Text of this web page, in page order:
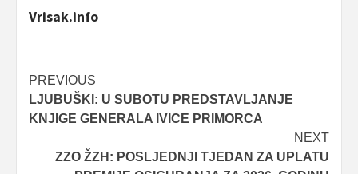
Vrisak.info
Post
navigation
PREVIOUS
LJUBUŠKI: U SUBOTU PREDSTAVLJANJE
KNJIGE GENERALA IVICE PRIMORCA
NEXT
ZZO ŽZH: POSLJEDNJI TJEDAN ZA UPLATU